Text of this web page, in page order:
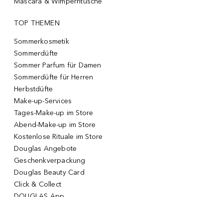
TOP THEMEN
Sommerkosmetik
Sommerdüfte
Sommer Parfum für Damen
Sommerdüfte für Herren
Herbstdüfte
Make-up-Services
Tages-Make-up im Store
Abend-Make-up im Store
Kostenlose Rituale im Store
Douglas Angebote
Geschenkverpackung
Douglas Beauty Card
Click & Collect